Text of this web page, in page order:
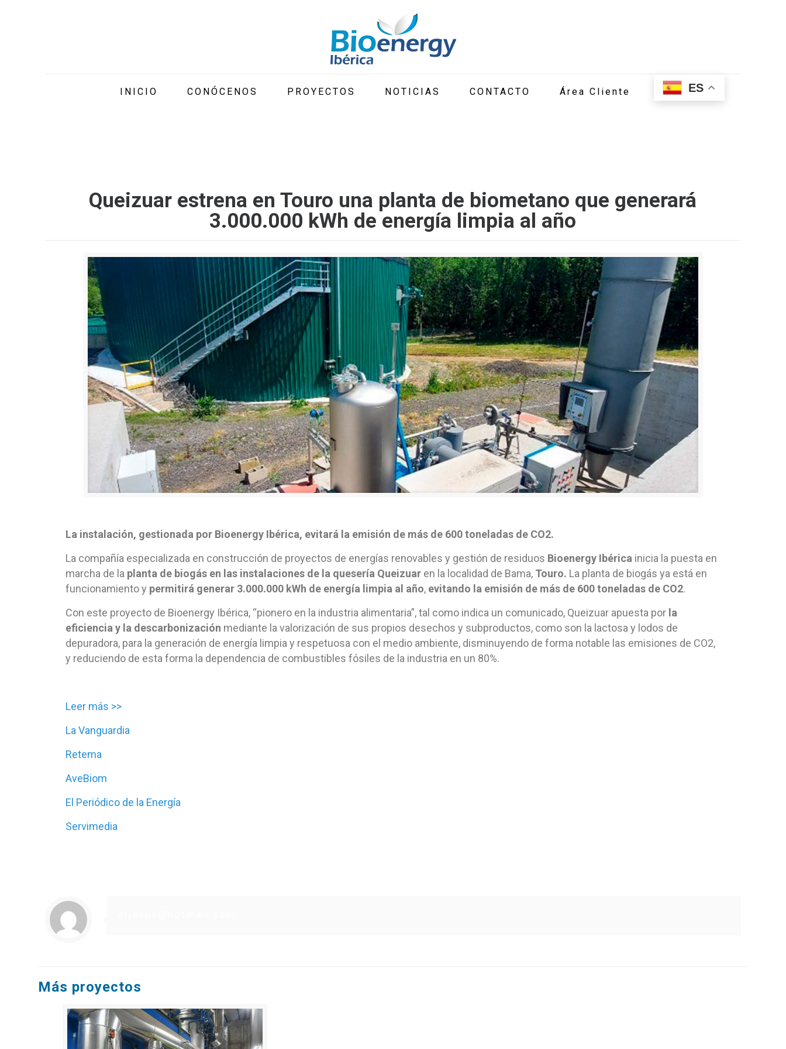
INICIO CONÓCENOS PROYECTOS NOTICIAS CONTACTO Área Cliente ES
Queizuar estrena en Touro una planta de biometano que generará
3.000.000 kWh de energía limpia al año
La instalación, gestionada por Bioenergy Ibérica, evitará la emisión de más de 600 toneladas de CO2.
La compañía especializada en construcción de proyectos de energías renovables y gestión de residuos Bioenergy Ibérica inicia la puesta en
marcha de la planta de biogás en las instalaciones de la quesería Queizuar en la localidad de Bama, Touro. La planta de biogás ya está en
funcionamiento y permitirá generar 3.000.000 kWh de energía limpia al año, evitando la emisión de más de 600 toneladas de CO2.
Con este proyecto de Bioenergy Ibérica, “pionero en la industria alimentaria”, tal como indica un comunicado, Queizuar apuesta por la
eficiencia y la descarbonización mediante la valorización de sus propios desechos y subproductos, como son la lactosa y lodos de
depuradora, para la generación de energía limpia y respetuosa con el medio ambiente, disminuyendo de forma notable las emisiones de CO2,
y reduciendo de esta forma la dependencia de combustibles fósiles de la industria en un 80%.
Leer más >>
La Vanguardia
Retema
AveBiom
El Periódico de la Energía
Servimedia
Más proyectos